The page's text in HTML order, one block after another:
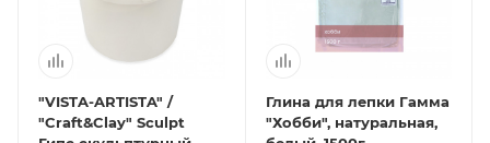
"VISTA-ARTISTA" /
"Craft&Clay" Sculpt
Глина для лепки Гамма
"Хобби", натуральная,